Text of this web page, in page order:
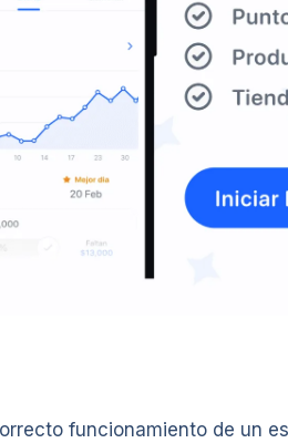
funcionamiento de un